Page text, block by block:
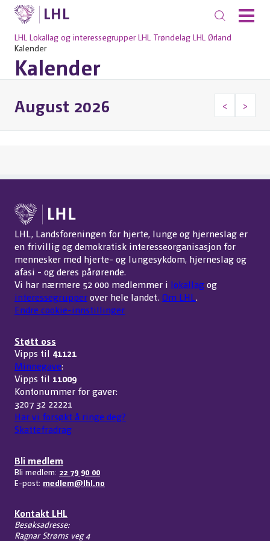
LHL Lokallag og interessegrupper LHL Trøndelag LHL Ørland
Kalender
Kalender
August 2026 < >
LHL, Landsforeningen for hjerte, lunge og hjerneslag er
en frivillig og demokratisk interesseorganisasjon for
mennesker med hjerte- og lungesykdom, hjerneslag og
afasi - og deres pårørende.
Vi har nærmere 52 000 medlemmer i lokallagog
interessegrupperover hele landet. Om LHL.
Endre cookie-innstillinger
Støtt oss
Vipps til 41121
Minnegave:
Vipps til 11009
Kontonummer for gaver:
3207 32 22221
Har vi forsøkt å ringe deg?
Skattefradrag
Bli medlem
Bli medlem: 22 79 90 00
E-post: medlem@lhl.no
Kontakt LHL
Besøksadresse:
Ragnar Strøms veg 4